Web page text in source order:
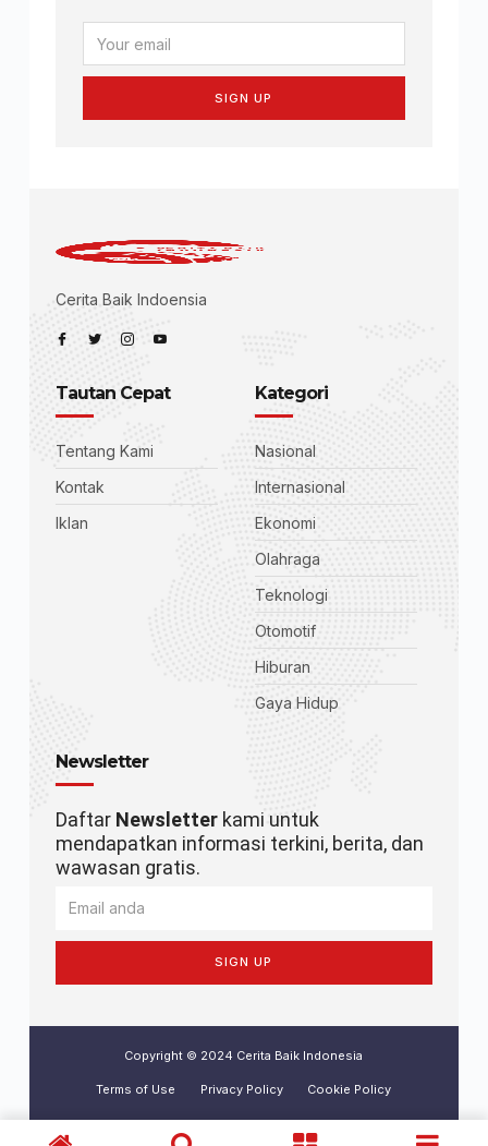
SIGN UP
Cerita Baik Indoensia
Tautan Cepat
Tentang Kami
Kontak
Iklan
Kategori
Nasional
Internasional
Ekonomi
Olahraga
Teknologi
Otomotif
Hiburan
Gaya Hidup
Newsletter
Daftar Newsletterkami untuk
mendapatkan informasi terkini, berita, dan
wawasan gratis.
SIGN UP
Copyright © 2024 Cerita Baik Indonesia
Terms of Use Privacy Policy Cookie Policy